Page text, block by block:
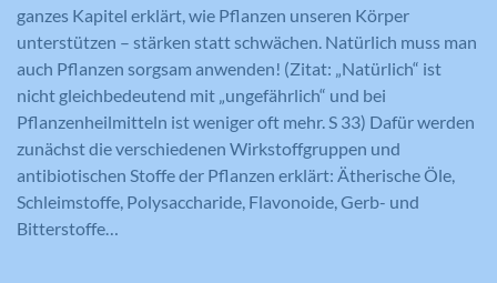
ganzes Kapitel erklärt, wie Pflanzen unseren Körper
unterstützen – stärken statt schwächen. Natürlich muss man
auch Pflanzen sorgsam anwenden! (Zitat: „Natürlich“ ist
nicht gleichbedeutend mit „ungefährlich“ und bei
Pflanzenheilmitteln ist weniger oft mehr. S 33) Dafür werden
zunächst die verschiedenen Wirkstoffgruppen und
antibiotischen Stoffe der Pflanzen erklärt: Ätherische Öle,
Schleimstoffe, Polysaccharide, Flavonoide, Gerb- und
Bitterstoffe…